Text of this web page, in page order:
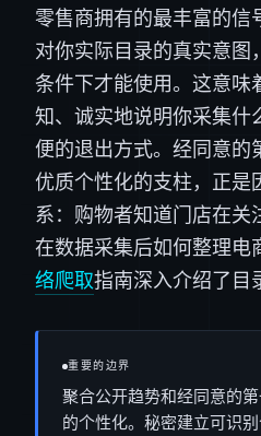
零售商拥有的最丰富的信
对你实际目录的真实意图
条件下才能使用。这意味
知、诚实地说明你采集什
便的退出方式。经同意的
优质个性化的支柱，正是
系：购物者知道门店在关
在数据采集后如何整理电
络爬取指南深入介绍了目
重要的边界
聚合公开趋势和经同意的
的个性化。秘密建立可识